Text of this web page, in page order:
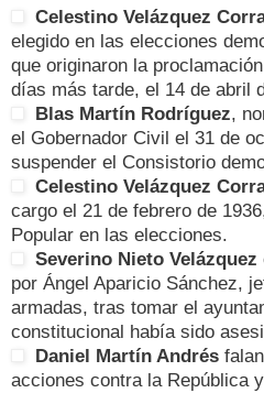
Celestino Velázquez
elegido en las elecciones
que originaron la
días más tarde, el 14 de abril
Blas Martín Rodríguez,
el Gobernador Civil el 31 de
suspender el Consistorio
Celestino Velázquez
cargo el 21 de febrero de
Popular en las elecciones.
Severino Nieto Velázquez
por Ángel Aparicio Sánchez,
armadas, tras tomar el
constitucional había sido
Daniel Martín Andrés
acciones contra la República